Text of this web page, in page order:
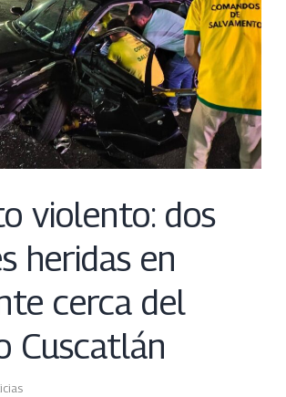
violento: dos
heridas en
cerca del
Cuscatlán